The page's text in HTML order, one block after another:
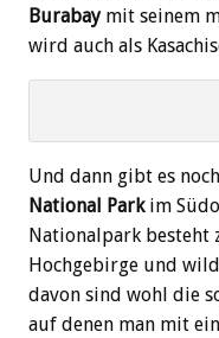
Burabaymit seinem
wird auch als
Und dann gibt es
National Parkim
Nationalpark besteht
Hochgebirge und
davon sind wohl die
auf denen man mit